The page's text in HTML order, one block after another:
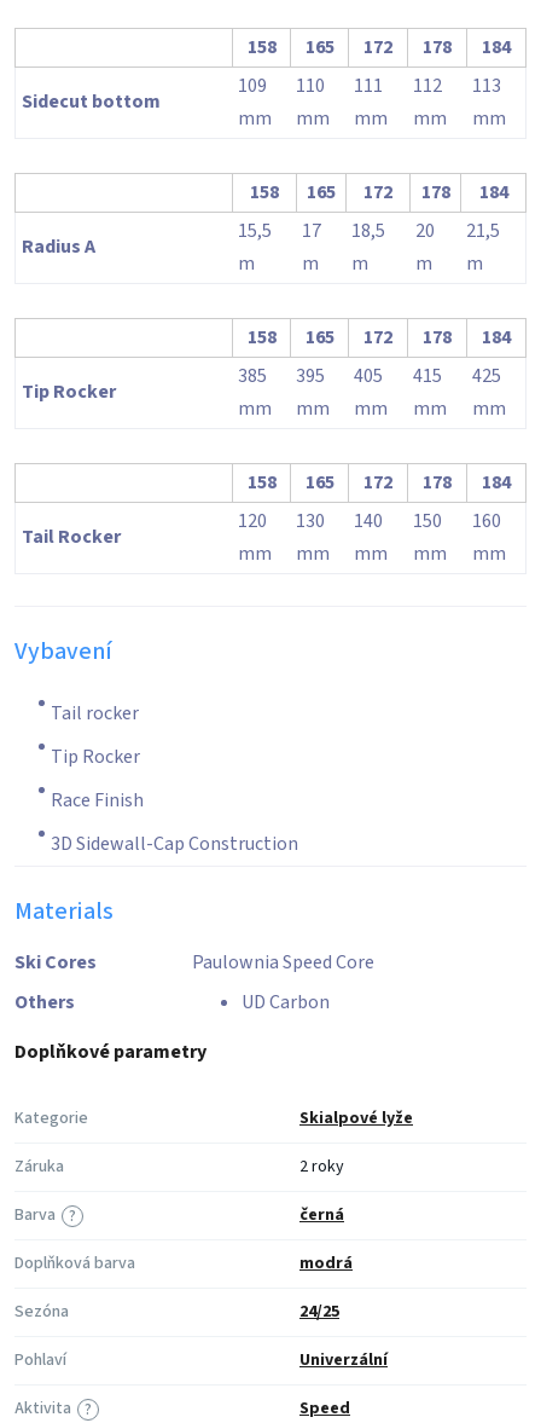
158 165 172 178 184
Sidecut bottom
109
mm
110
mm
111
mm
112
mm
113
mm
158 165 172 178 184
Radius A
15,5
m
17
m
18,5
m
20
m
21,5
m
158 165 172 178 184
Tip Rocker
385
mm
395
mm
405
mm
415
mm
425
mm
158 165 172 178 184
Tail Rocker
120
mm
130
mm
140
mm
150
mm
160
mm
Vybavení
Tail rocker
Tip Rocker
Race Finish
3D Sidewall-Cap Construction
Materials
Ski Cores
Paulownia Speed Core
Others
UD Carbon
Doplňkové parametry
Kategorie
Skialpové lyže
Záruka
2 roky
?
Barva
černá
Doplňková barva
modrá
Sezóna
24/25
Pohlaví
Univerzální
?
Aktivita
Speed